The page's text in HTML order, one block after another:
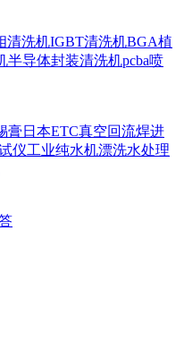
清洗机IGBT清洗机BGA植
半导体封装清洗机pcba喷
膏 日本ETC真空回流焊进
仪工业纯水机漂洗水处理